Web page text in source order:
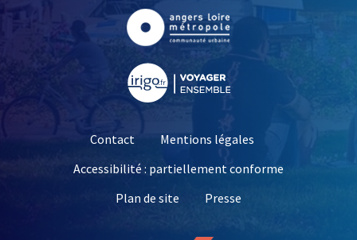
, Ouvre une nouvelle
Contact
Mentions légales
Accessibilité : partiellement conforme
Plan de site
Presse